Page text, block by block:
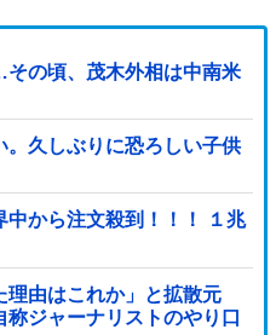
その頃、茂木外相は中南米
。久しぶりに恐ろしい子供
中から注文殺到！！！ １兆
理由はこれか」と拡散元
ジャーナリストのやり口